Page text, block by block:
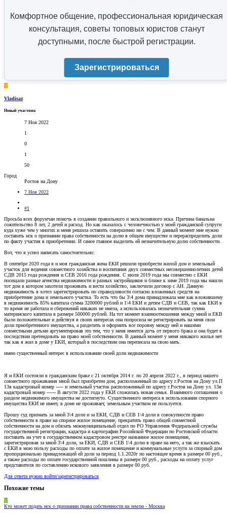
Комфортное общение, профессиональная юридическая
консультация, советы топовых юристов станут
доступными, после быстрой регистрации.
Зарегистрироваться
V
Vladisaz
Новый участник
7 Ноя 2022
1
0
1
50
Город
Ростов на Дону
7 Ноя 2022
#1
Просьба всех форумчан помочь в создании правильного и эксклюзивного иска. Причина банальна
сожительство 8 лет, 2 детей и расход. Но как оказалось с человечностью у моей гражданской супруги
куда хуже чем у многих и меня решила оставить совершенно ни с чем. В данный момент мне нужно
составить иск о признании права собственности на долю в общем имуществе и перераспределить доли
по факту участия в приобретении. И самое главное выделить ей незначительную долю собственности.
Вот, что я успел написать самостоятельно:
В сентябре 2020 года я и моя гражданская жена ЕКИ решили приобрести жилой дом и земельный
участок для ведения совместного хозяйства и воспитания двух совместных несовершеннолетних детей
СДВ 2015 года рождения и СЕВ 2016 года рождения. С июля 2019 года мы совместно с ЕКИ
посещали разные агенства недвижимости и разных застройщиков и ближе к зиме 2019 года мы нашли
тот дом в котором захотели проживать и вести хозяйство, заключили договор с АН. Данную
недвижимость я хотел зарегистрировать по справедливости согласно вложенных средств на
приобретение дома и земельного участка. То есть что бы 3\4 дома принадлежала мне как вложившему
в недвижимость 85% капитала сумма 3200000 рублей и 1\4 ЕКИ и детям СДВ и СЕВ, так как ЕКИ в
то время не работала и сбережений никаких не имела, а использовалась незначительная сумма
материнского капитала в размере 500000 рублей. На тот момент взаимоотношения между мной и ЕКВ
были положительные и действуя в своих интересах она попросила не регистрировать на меня свои
доли приобретенного имущества, а разделить и оформить все поровну между ней и нашими
совместными детьми аргументировав это тем, что у меня имеется дочь от первого брака и она будет в
последствии претендовать на право моей собственности. В данный момент у меня никакого жилья нет
так как я жил в доме у ЕКИ, который в последствии она переписала на свою мать.
имею существенный интерес в использовании своей доли недвижимости
Я и ЕКИ состояли в гражданским браке с 21 октября 2014 г. по 20 апреля 2022 г., в период нашего
совместного проживания мной был приобретен дом, расположенный по адресу г.Ростов на Дону ул.П
13в кадастровый номер ----- и земельный участок расположенный по адресу г.Ростов на Дону ул. 13в
кадастровый номер ------ В августе 2022 года у ЕКИ сложилась новая семья. Взаимного соглашения о
разделе недвижимого имущества не достигнуто. Существенного интереса в использовании спорного
имущества ЕКИ не имеет, в доме не проживает, земельным участком не пользуется.
Прошу суд признать за мной 3\4 доли и за ЕКИ, СДВ и СЕВ 1\4 доли в совокупности право
собственности в праве на спорное жилое помещение, прекратить право общей совместной
собственности на дом и обязать межмуниципальный отдел по РО Управления Федеральной службы
государственной регистрации, кадастра и картографии Российской Федерации по Ростовской области
поставить на учет в государственном кадастровом реестре названное жилое помещение,
зарегистрировав за мной 3\4 доли, за ЕКИ, СДВ и СЕВ 1\4 долю в праве на него, а так же взыскать
с ЕКИ в мою пользу расходы по оплате за жилое помещение и коммунальные услуги за спорный дом
пропорционально принадлежащей ей доли за период 1.1.2020г по настоящее время в размере 00 руб.,
а также расходы по оплате государственной пошлины в размере 00 руб., расходы на оплату услуг
представителя по составлению искового заявления в размере 00 руб.
Для ответа нужно войти/зарегистрироваться
Похожие темы
V
Кто может подать иск о признании права собственности на землю - Москва